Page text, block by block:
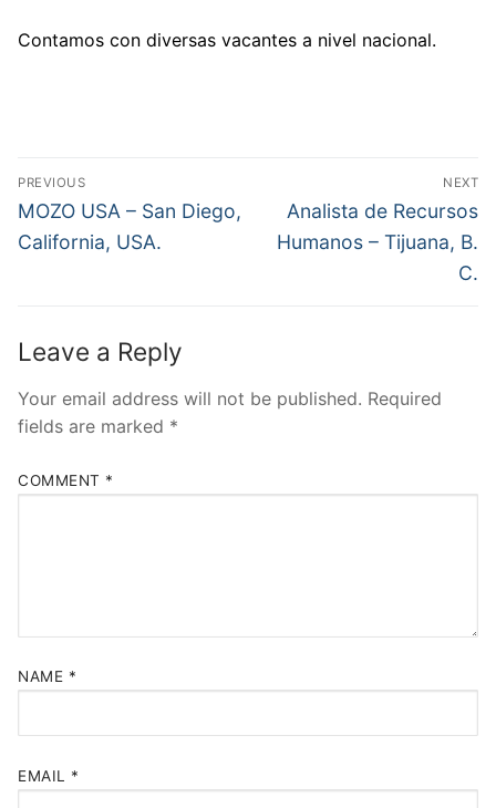
Contamos con diversas vacantes a nivel nacional.
Post
navigation
PREVIOUS
Previous
post:
MOZO USA – San Diego,
California, USA.
NEXT
Next
post:
Analista de Recursos
Humanos – Tijuana, B.
C.
Leave a Reply
Your email address will not be published. Required
fields are marked *
COMMENT *
NAME *
EMAIL *